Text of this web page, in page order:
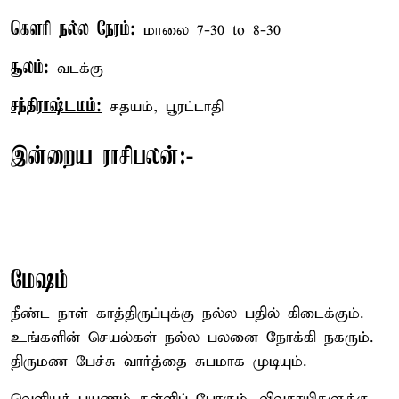
கௌரி நல்ல நேரம்: மாலை 7-30 to 8-30
சூலம்: வடக்கு
சந்திராஷ்டமம்: சதயம், பூரட்டாதி
இன்றைய ராசிபலன்:-
மேஷம்
நீண்ட நாள் காத்திருப்புக்கு நல்ல பதில் கிடைக்கும்.
உங்களின் செயல்கள் நல்ல பலனை நோக்கி நகரும்.
திருமண பேச்சு வார்த்தை சுபமாக முடியும்.